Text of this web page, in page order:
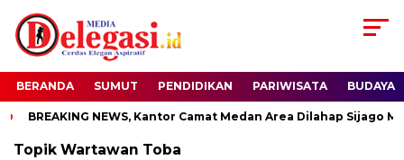
BERANDA SUMUT PENDIDIKAN PARIWISATA BUDAYA
BREAKING NEWS, Kantor Camat Medan Area Dilahap Sijago
Topik Wartawan Toba